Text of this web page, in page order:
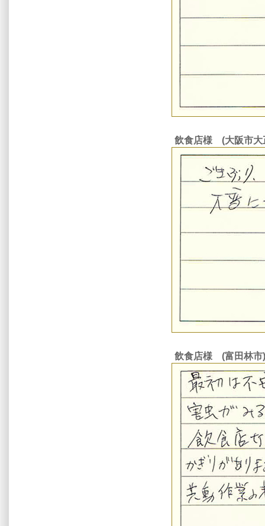
飲食店様 (大阪市大
飲食店様 (富田林市)